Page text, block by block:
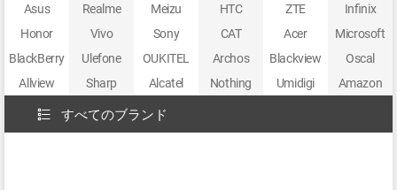
Asus
Realme Meizu HTC ZTE
Infinix
Honor
Vivo Sony CAT Acer
Microsoft
BlackBerry
Ulefone OUKITEL Archos Blackview
Oscal
Allview
Sharp Alcatel Nothing Umidigi Amazon
すべてのブランド